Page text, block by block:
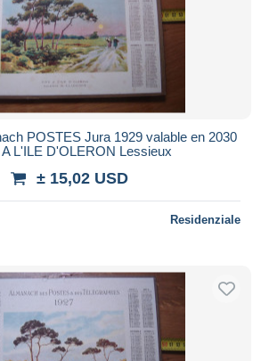
POSTES Jura 1929 valable en 2030
A L'ILE D'OLERON Lessieux
± 15,02 USD
Residenziale